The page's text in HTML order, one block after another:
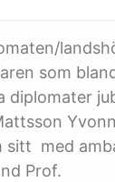
som
diplomater
sitt med
Prof.